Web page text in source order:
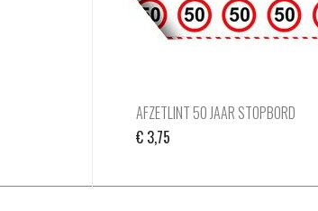
AFZETLINT 50 JAAR STOPBORD
€ 3,75